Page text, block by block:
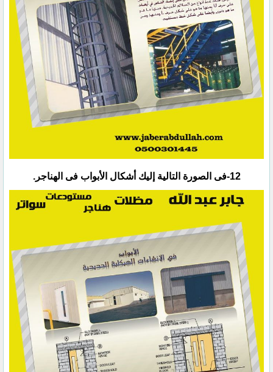
‏12-فى الصورة التالية إليك أشكال الأبواب فى الهناجر.‏